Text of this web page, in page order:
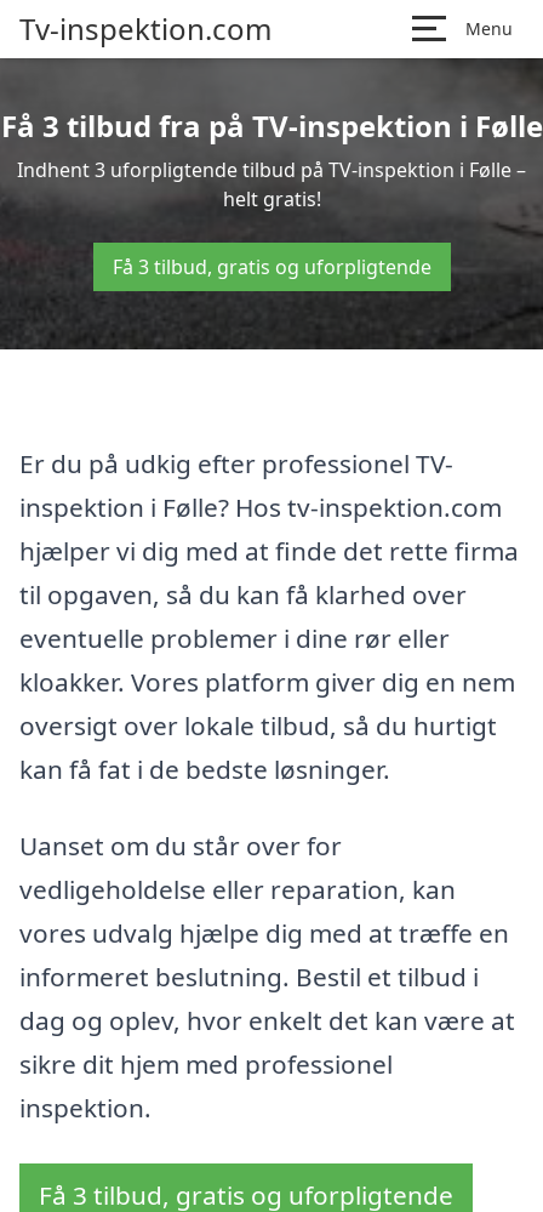
Tv-inspektion.com Menu
Få 3 tilbud fra på TV-inspektion i Følle
Indhent 3 uforpligtende tilbud på TV-inspektion i Følle –
helt gratis!
Få 3 tilbud, gratis og uforpligtende
Er du på udkig efter professionel TV-
inspektion i Følle? Hos tv-inspektion.com
hjælper vi dig med at finde det rette firma
til opgaven, så du kan få klarhed over
eventuelle problemer i dine rør eller
kloakker. Vores platform giver dig en nem
oversigt over lokale tilbud, så du hurtigt
kan få fat i de bedste løsninger.
Uanset om du står over for
vedligeholdelse eller reparation, kan
vores udvalg hjælpe dig med at træffe en
informeret beslutning. Bestil et tilbud i
dag og oplev, hvor enkelt det kan være at
sikre dit hjem med professionel
inspektion.
Få 3 tilbud, gratis og uforpligtende